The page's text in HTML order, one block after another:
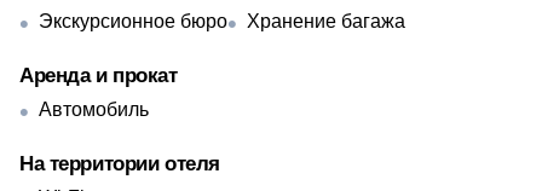
Экскурсионное бюро Хранение багажа
Аренда и прокат
Автомобиль
На территории отеля